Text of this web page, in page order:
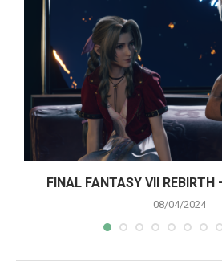
FINAL FANTASY VII REBIRTH
08/04/2024